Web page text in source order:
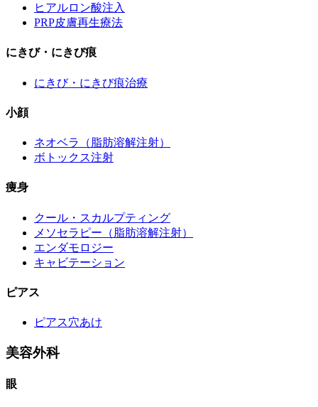
ヒアルロン酸注入
PRP皮膚再生療法
にきび・にきび痕
にきび・にきび痕治療
小顔
ネオベラ（脂肪溶解注射）
ボトックス注射
痩身
クール・スカルプティング
メソセラピー（脂肪溶解注射）
エンダモロジー
キャビテーション
ピアス
ピアス穴あけ
美容外科
眼